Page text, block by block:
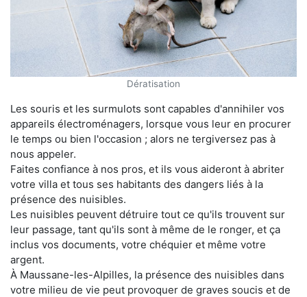
Dératisation
Les souris et les surmulots sont capables d'annihiler vos
appareils électroménagers, lorsque vous leur en procurer
le temps ou bien l'occasion ; alors ne tergiversez pas à
nous appeler.
Faites confiance à nos pros, et ils vous aideront à abriter
votre villa et tous ses habitants des dangers liés à la
présence des nuisibles.
Les nuisibles peuvent détruire tout ce qu'ils trouvent sur
leur passage, tant qu'ils sont à même de le ronger, et ça
inclus vos documents, votre chéquier et même votre
argent.
À Maussane-les-Alpilles, la présence des nuisibles dans
votre milieu de vie peut provoquer de graves soucis et de